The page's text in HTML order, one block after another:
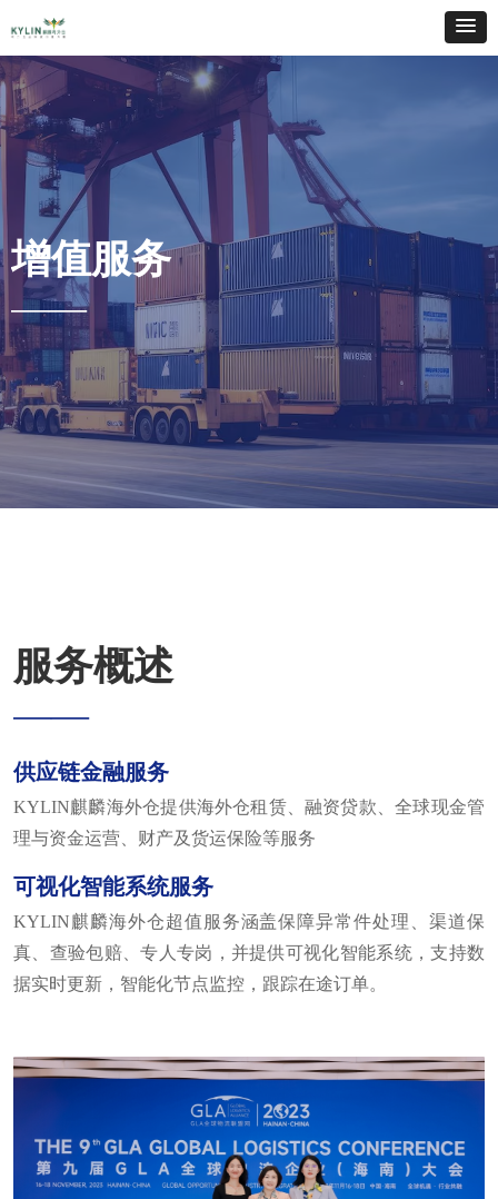
服务概述
——
供应链金融服务
KYLIN麒麟海外仓提供海外仓租赁、融资贷款、全球现金管
理与资金运营、财产及货运保险等服务
可视化智能系统服务
KYLIN麒麟海外仓超值服务涵盖保障异常件处理、渠道保
真、查验包赔、专人专岗，并提供可视化智能系统，支持数
据实时更新，智能化节点监控，跟踪在途订单。
增值服务
——